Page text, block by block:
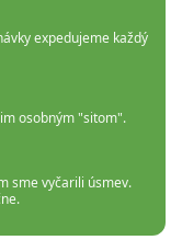
expedujeme každý
osobným "sitom".
sme vyčarili úsmev.